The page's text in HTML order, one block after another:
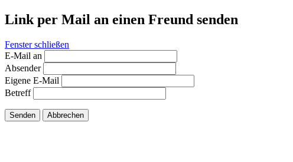
Link per Mail an einen Freund senden
Fenster schließen
E-Mail an
Absender
Eigene E-Mail
Betreff
Senden Abbrechen